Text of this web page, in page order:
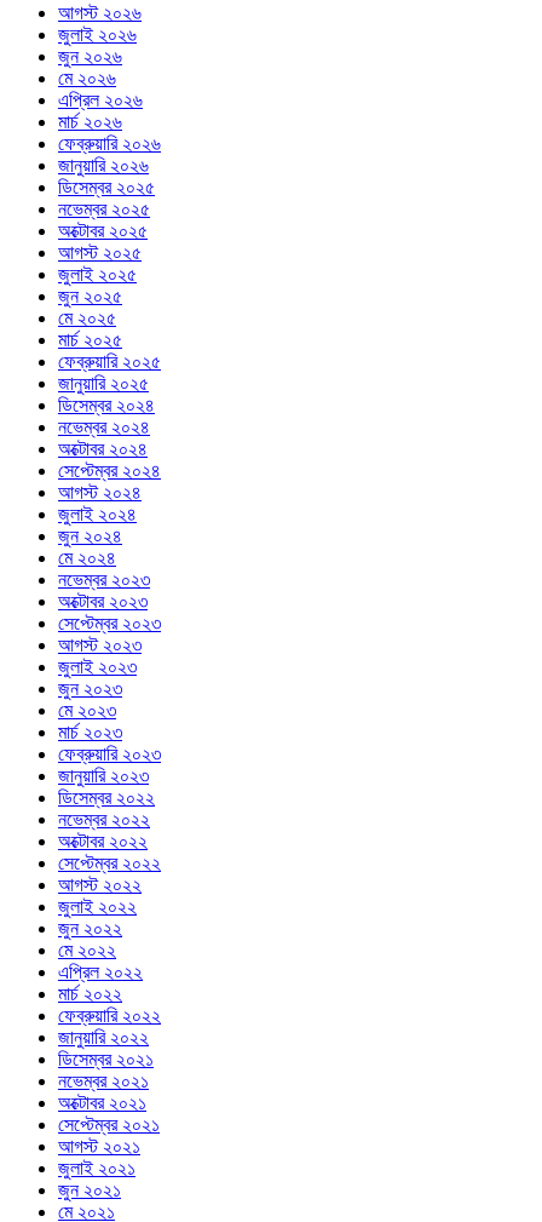
আগস্ট ২০২৬
জুলাই ২০২৬
জুন ২০২৬
মে ২০২৬
এপ্রিল ২০২৬
মার্চ ২০২৬
ফেব্রুয়ারি ২০২৬
জানুয়ারি ২০২৬
ডিসেম্বর ২০২৫
নভেম্বর ২০২৫
অক্টোবর ২০২৫
আগস্ট ২০২৫
জুলাই ২০২৫
জুন ২০২৫
মে ২০২৫
মার্চ ২০২৫
ফেব্রুয়ারি ২০২৫
জানুয়ারি ২০২৫
ডিসেম্বর ২০২৪
নভেম্বর ২০২৪
অক্টোবর ২০২৪
সেপ্টেম্বর ২০২৪
আগস্ট ২০২৪
জুলাই ২০২৪
জুন ২০২৪
মে ২০২৪
নভেম্বর ২০২৩
অক্টোবর ২০২৩
সেপ্টেম্বর ২০২৩
আগস্ট ২০২৩
জুলাই ২০২৩
জুন ২০২৩
মে ২০২৩
মার্চ ২০২৩
ফেব্রুয়ারি ২০২৩
জানুয়ারি ২০২৩
ডিসেম্বর ২০২২
নভেম্বর ২০২২
অক্টোবর ২০২২
সেপ্টেম্বর ২০২২
আগস্ট ২০২২
জুলাই ২০২২
জুন ২০২২
মে ২০২২
এপ্রিল ২০২২
মার্চ ২০২২
ফেব্রুয়ারি ২০২২
জানুয়ারি ২০২২
ডিসেম্বর ২০২১
নভেম্বর ২০২১
অক্টোবর ২০২১
সেপ্টেম্বর ২০২১
আগস্ট ২০২১
জুলাই ২০২১
জুন ২০২১
মে ২০২১